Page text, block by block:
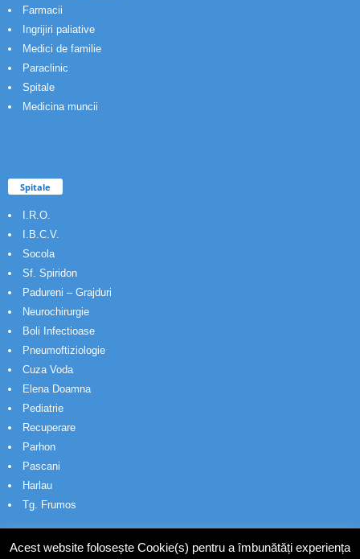
Farmacii
Ingrijiri paliative
Medici de familie
Paraclinic
Spitale
Medicina muncii
Spitale
I.R.O.
I.B.C.V.
Socola
Sf. Spiridon
Padureni – Grajduri
Neurochirurgie
Boli Infectioase
Pneumoftiziologie
Cuza Voda
Elena Doamna
Pediatrie
Recuperare
Parhon
Pascani
Harlau
Tg. Frumos
Acest website folosește Cookie(s) pentru a îmbunătăți experiența